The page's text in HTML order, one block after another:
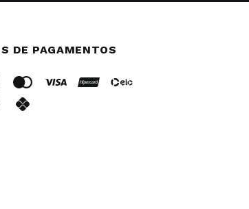
DE PAGAMENTOS